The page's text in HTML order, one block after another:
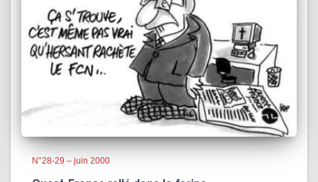
N°28-29 – juin 2000